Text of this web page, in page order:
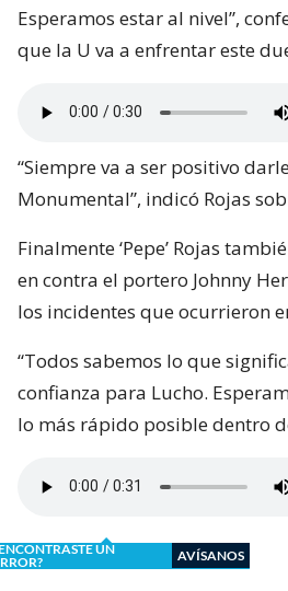
Esperamos estar al nivel”,
que la U va a enfrentar este
“Siempre va a ser positivo
Monumental”, indicó Rojas
Finalmente ‘Pepe’ Rojas
en contra el portero Johnny
los incidentes que ocurrieron
“Todos sabemos lo que
confianza para Lucho.
lo más rápido posible dentro
UN
AVÍSANOS